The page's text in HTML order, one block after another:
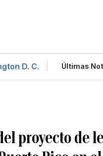
D. C. Últimas
proyecto de